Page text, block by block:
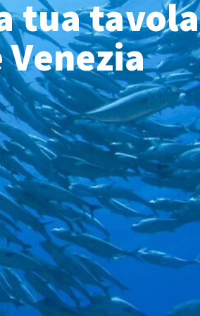
tua tavola